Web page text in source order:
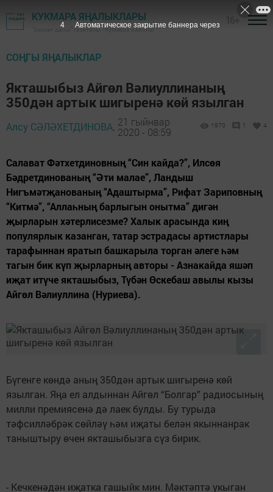
КУКМАРА ЯҢАЛЫКЛАРЫ
"Хезмәт даны" газетасы - Кукмара районы
СОҢГЫ ЯҢАЛЫКЛАР
Якташыбыз Айгөл Вәлиуллинаның
350дән артык шигыренә көй язылган
Алсу СӘЛӘХЕТДИНОВА, 21 гыйнвар
2020 - 08:59
1970 1 4
Салават Фәтхетдиновның “Син кайда?”, Илсөя
Бәдретдинованың “Әти малае”, Ландыш
Нигъмәтҗанованың “Адаштырма”, Рифат Зариповның
“Китмә”, “Аллаһның барлыгын онытма” дигән
җырларын хәтерлисезме? Халык арасында киң
популярлык казанган, татар эстрадасы артистлары
тарафыннан яратып башкарыла торган әлеге һәм
тагын бик күп җырларның авторы - Азнакайда яшәп
иҗат итүче якташыбыз, Түбән Өскебаш авылы кызы
Айгөл Вәлиуллина (Нуриева).
Бүгенге көндә аның 350дән артык шигыренә көй
язылган. Яңа ел алдыннан Айгөл “Болгар” радиосының
милли премиясенә дә лаек булды. Бу турыда
тәфсилләбрәк сөйләү һәм иҗаты белән якыннанрак
таныштыру өчен якташыбызга сүз бирик.
- Кечкенәдән иҗатка гашыйк мин. Мәктәптә укыган
3 Автоматическое закрытие баннера через